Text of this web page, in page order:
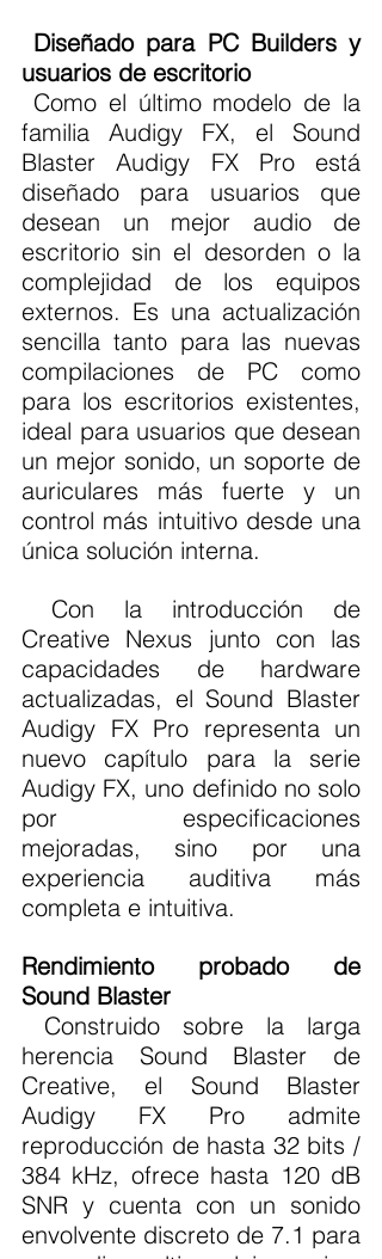
usuarios de escritorio
familia Audigy FX, el Sound
Blaster Audigy FX Pro está
diseñado para usuarios que
desean un mejor audio de
escritorio sin el desorden o la
complejidad de los equipos
externos. Es una actualización
sencilla tanto para las nuevas
compilaciones de PC como
para los escritorios existentes,
ideal para usuarios que desean
un mejor sonido, un soporte de
auriculares más fuerte y un
control más intuitivo desde una
única solución interna.
Creative Nexus junto con las
capacidades de hardware
actualizadas, el Sound Blaster
Audigy FX Pro representa un
nuevo capítulo para la serie
Audigy FX, uno definido no solo
por especificaciones
mejoradas, sino por una
experiencia auditiva más
completa e intuitiva.
Rendimiento probado de
Sound Blaster
herencia Sound Blaster de
Creative, el Sound Blaster
Audigy FX Pro admite
reproducción de hasta 32 bits /
384 kHz, ofrece hasta 120 dB
SNR y cuenta con un sonido
envolvente discreto de 7.1 para